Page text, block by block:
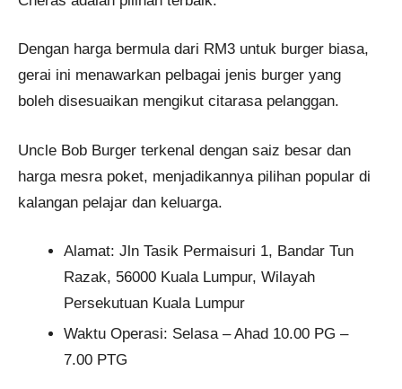
Dengan harga bermula dari RM3 untuk burger biasa,
gerai ini menawarkan pelbagai jenis burger yang
boleh disesuaikan mengikut citarasa pelanggan.
Uncle Bob Burger terkenal dengan saiz besar dan
harga mesra poket, menjadikannya pilihan popular di
kalangan pelajar dan keluarga.
Alamat: Jln Tasik Permaisuri 1, Bandar Tun
Razak, 56000 Kuala Lumpur, Wilayah
Persekutuan Kuala Lumpur
Waktu Operasi: Selasa – Ahad 10.00 PG –
7.00 PTG